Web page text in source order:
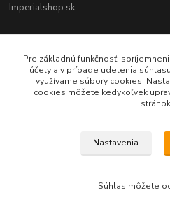
Imperialshop.sk
Pon-Pia 7 - 17 ; Sobota 8 - 12
obchod@imperialshop.sk
Pre základnú funkčnosť,
účely a v prípade udelenia
využívame súbory cookies.
cookies môžete kedykoľvek
Nastavenia
Súhlas môžete